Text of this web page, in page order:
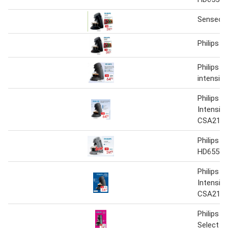
Senseo
Philips
Philips
Philips
Philips
Philips
Philips
Select